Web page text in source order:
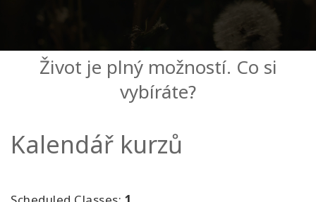
Access
Bars
Kurzy
Život je plný možností. Co si
vybíráte?
Kalendář kurzů